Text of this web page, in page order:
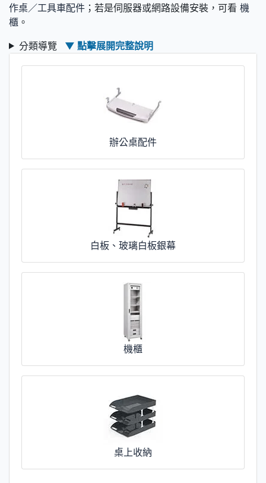
作桌／工具車配件 ；若是伺服器或網路設備安裝，可看 機
櫃 。
分類導覽
▼ 點擊展開完整說明
辦公桌配件
白板、玻璃白板銀幕
機櫃
桌上收納